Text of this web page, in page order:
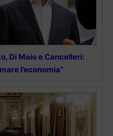
Di Maio e Cancelleri:
l’economia”